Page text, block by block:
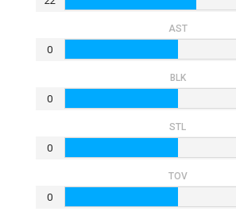
AST
0
BLK
0
STL
0
TOV
0